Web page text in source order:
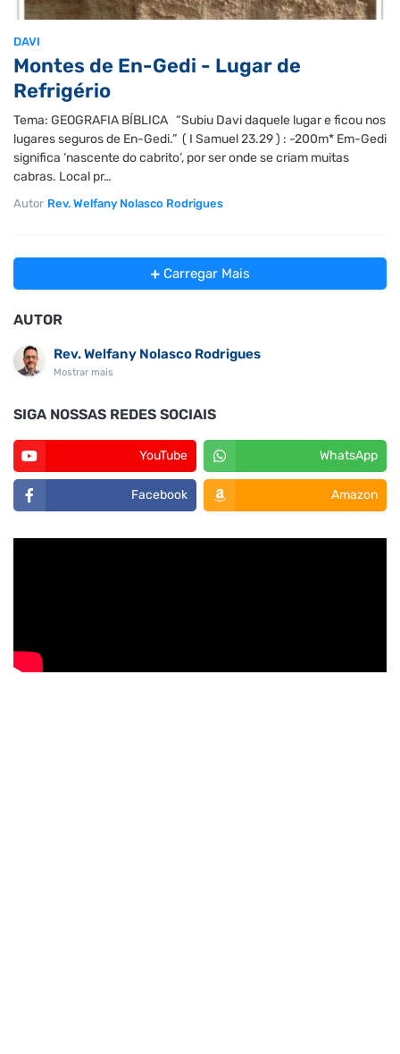
DAVI
Montes de En-Gedi - Lugar de
Refrigério
Tema: GEOGRAFIA BÍBLICA “Subiu Davi daquele lugar e ficou nos
lugares seguros de En-Gedi.” ( I Samuel 23.29 ) : -200m* Em-Gedi
significa ‘nascente do cabrito’, por ser onde se criam muitas
cabras. Local pr…
Autor Rev. Welfany Nolasco Rodrigues
Carregar Mais
AUTOR
Rev. Welfany Nolasco Rodrigues
Mostrar mais
SIGA NOSSAS REDES SOCIAIS
YouTube WhatsApp
Facebook Amazon